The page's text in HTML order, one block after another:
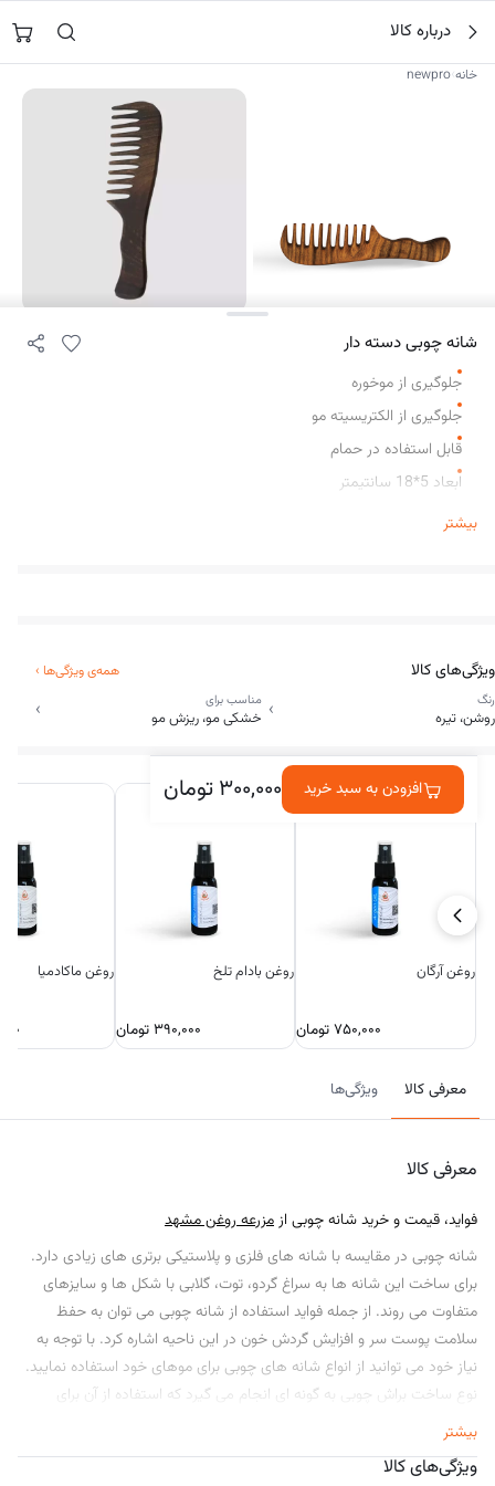
محتوا
جستجو در
درباره کالا
خانه›
newpro
شانه چوبی دسته دار
جلوگیری از موخوره
جلوگیری از الکتریسیته مو
قابل استفاده در حمام
ابعاد 5*18 سانتیمتر
کاملا دست سازبیشتر
ویژگی‌های کالا همه‌ی ویژگی‌ها ›
رنگ
روشن، تیره › مناسب برای
خشکی مو، ریزش مو ›
۳۰۰,۰۰۰تومان افزودن به سبد خرید
در کنارش خریداری شده
روغن آرگان
۷۵۰,۰۰۰ تومان
روغن بادام تلخ
۳۹۰,۰۰۰تومان
روغن ماکادمیا
معرفی کالا ویژگی‌ها
معرفی کالا
فواید، قیمت و خرید شانه چوبی ازمزرعه روغن مشهد
شانه چوبی در مقایسه با شانه‌ های فلزی و پلاستیکی برتری‌ های زیادی دارد.
برای ساخت این شانه‌ ها به سراغ گردو، توت، گلابی با شکل‌ ها و سایزهای
متفاوت می‌ روند. از جمله فواید استفاده از شانه چوبی می‌ توان به حفظ
سلامت پوست سر و افزایش گردش خون در این ناحیه اشاره کرد. با توجه به
نیاز خود می‌ توانید از انواع شانه‌ های چوبی برای موهای خود استفاده نمایید.
نوع ساخت براش چوبی به گونه ای انجام می گیرد که استفاده از آن برای
موهای فر نیز امکان‌ پذیر است.
بیشتر
ویژگی‌های کالا